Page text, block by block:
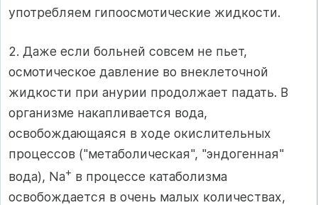
употребляем гипоосмотические жидкости.
2. Даже если больней совсем не пьет,
осмотическое давление во внеклеточной
жидкости при анурии продолжает падать. В
орга­низме накапливается вода,
освобождающаяся в ходе окислительных
процессов ("метаболическая", "эндогенная"
вода), Na+ в процес­се катаболизма
освобождается в очень малых количествах,